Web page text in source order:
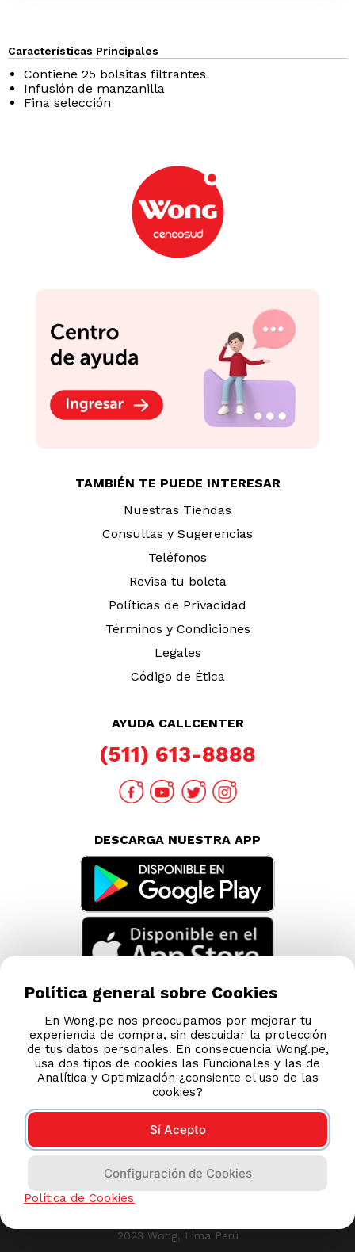
Características Principales
Contiene 25 bolsitas filtrantes
Infusión de manzanilla
Fina selección
TAMBIÉN TE PUEDE INTERESAR
Nuestras Tiendas
Consultas y Sugerencias
Teléfonos
Revisa tu boleta
Políticas de Privacidad
Términos y Condiciones
Legales
Código de Ética
AYUDA CALLCENTER
(511) 613-8888
DESCARGA NUESTRA APP
Esta tienda usa Niubiz para realizar transacciones
2023 Wong, Lima Perú
Política general sobre Cookies
En Wong.pe nos preocupamos por mejorar tu
experiencia de compra, sin descuidar la protección
de tus datos personales. En consecuencia Wong.pe,
usa dos tipos de cookies las Funcionales y las de
Analítica y Optimización ¿consiente el uso de las
cookies?
Sí Acepto
Configuración de Cookies
Política de Cookies